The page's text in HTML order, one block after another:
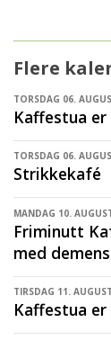
Flere
TORSDAG 06.
Kaffestua er
TORSDAG 06.
Strikkekafé
MANDAG 10.
Friminutt
med
TIRSDAG 11.
Kaffestua er